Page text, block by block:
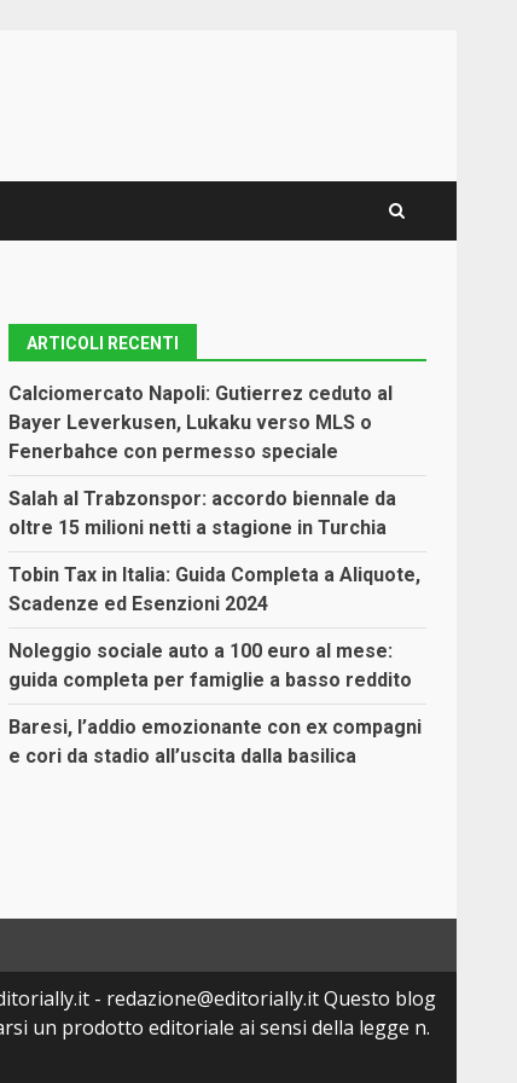
ARTICOLI RECENTI
Calciomercato Napoli: Gutierrez ceduto al
Bayer Leverkusen, Lukaku verso MLS o
Fenerbahce con permesso speciale
Salah al Trabzonspor: accordo biennale da
oltre 15 milioni netti a stagione in Turchia
Tobin Tax in Italia: Guida Completa a Aliquote,
Scadenze ed Esenzioni 2024
Noleggio sociale auto a 100 euro al mese:
guida completa per famiglie a basso reddito
Baresi, l’addio emozionante con ex compagni
e cori da stadio all’uscita dalla basilica
- redazione@editorially.it Questo blog
un prodotto editoriale ai sensi della legge n.